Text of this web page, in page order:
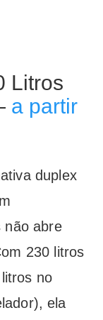
Litros
a partir
duplex
não abre
230 litros
no
ela